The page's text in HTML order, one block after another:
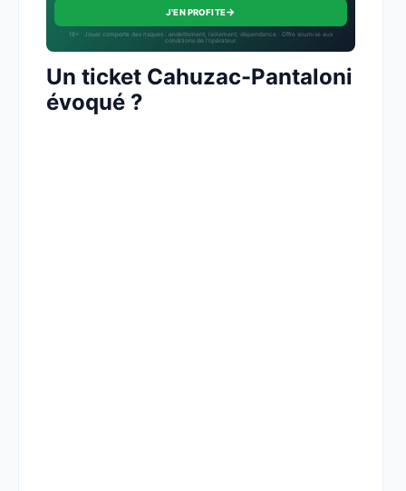
J'EN PROFITE→
18+ · Jouer comporte des risques : endettement, isolement, dépendance · Offre soumise aux
conditions de l’opérateur.
Un ticket Cahuzac-Pantaloni
évoqué ?